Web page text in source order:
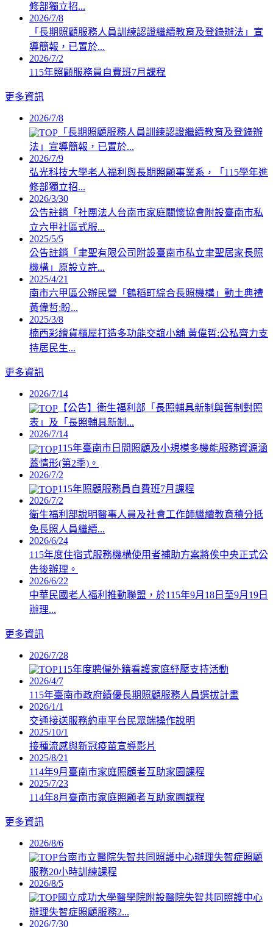
修部獨立招...
2026/7/8
「長期照顧服務人員訓練認證繼續教育及登錄辦法」宣
導簡報，已置於...
2026/7/2
115年照顧服務員自費班7月課程
更多資訊
2026/7/8
「長期照顧服務人員訓練認證繼續教育及登錄辦
法」宣導簡報，已置於...
2026/7/9
弘光科技大學老人福利與長期照顧事業系，「115學年進
修部獨立招...
2026/3/30
公告註銷「社團法人台南市家庭關懷協會附設臺南市私
立六甲社區式服...
2025/5/5
公告註銷「聿聖有限公司附設臺南市私立聿聖居家長照
機構」原設立許...
2025/4/21
南市六甲區公辦民營「鶴稻町綜合長照機構」動土典禮
黃偉哲:盼...
2025/3/8
楠西彩繪貨櫃屋打造多功能交誼小舖 黃偉哲:公私齊力支
持居民生...
更多資訊
2026/7/14
【公告】衛生福利部「長照輔具新制與舊制對照
表」及「長照輔具新制...
2026/7/14
115年臺南市日間照顧及小規模多機能服務資源涵
蓋情形(第2季)。
2026/7/2
115年照顧服務員自費班7月課程
2026/7/2
衛生福利部說明醫事人員及社會工作師繼續教育積分抵
免長照人員繼續...
2026/6/24
115年度住宿式服務機構使用者補助方案將俟中央正式公
告後辦理。
2026/6/22
中華民國老人福利推動聯盟，於115年9月18日至9月19日
辦理...
更多資訊
2026/7/28
115年度聘僱外籍看護家庭紓壓支持活動
2026/4/7
115年臺南市政府績優長期照顧服務人員選拔計畫
2026/1/1
交通接送服務約車平台民眾端操作說明
2025/10/1
接種流感與新冠疫苗宣導影片
2025/8/21
114年9月臺南市家庭照顧者互助家園課程
2025/7/23
114年8月臺南市家庭照顧者互助家園課程
更多資訊
2026/8/6
台南市立醫院失智共同照護中心辦理失智症照顧
服務20小時訓練課程
2026/8/5
國立成功大學醫學院附設醫院失智共同照護中心
辦理失智症照顧服務2...
2026/7/30